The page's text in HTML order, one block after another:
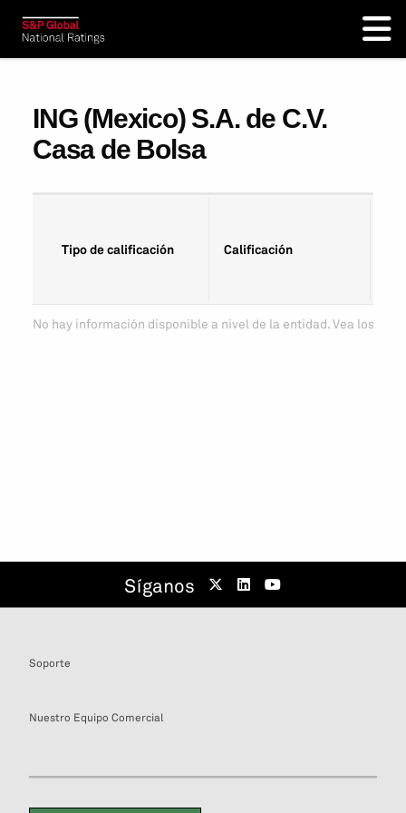
ING (Mexico) S.A. de C.V.
Casa de Bolsa
Tipo de calificación Calificación
No hay información disponible a nivel de la entidad. Vea los
Síganos
Soporte
Nuestro Equipo Comercial